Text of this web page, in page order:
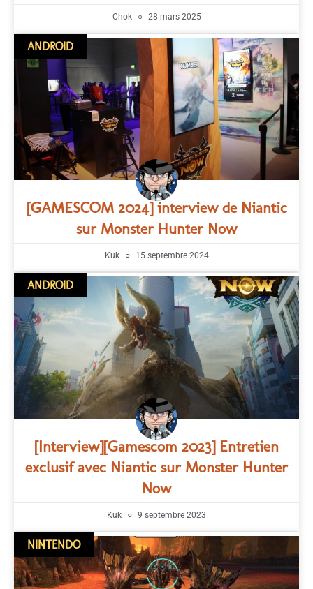
Chok 28 mars 2025
ANDROID
[GAMESCOM 2024] interview de Niantic
sur Monster Hunter Now
Kuk 15 septembre 2024
ANDROID
[Interview][Gamescom 2023] Entretien
exclusif avec Niantic sur Monster Hunter
Now
Kuk 9 septembre 2023
NINTENDO